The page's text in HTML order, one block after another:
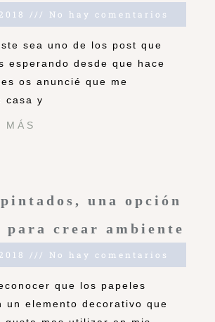
No hay comentarios
sea uno de los post que
esperando desde que hace
os anuncié que me
casa y
MÁS
una opción
para crear ambiente
No hay comentarios
que los papeles
un elemento decorativo que